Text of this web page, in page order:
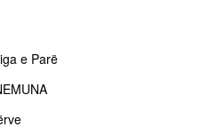
e Parë